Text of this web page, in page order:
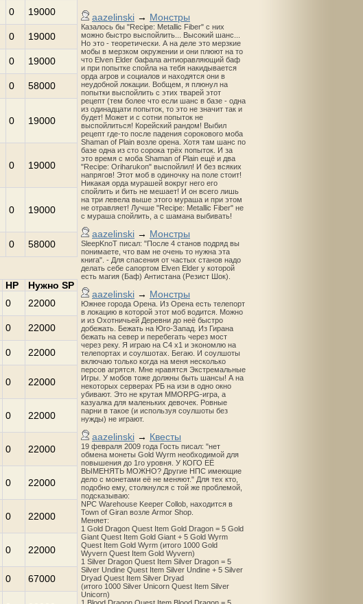
aazelinski → Монстры
Казалось бы "Recipe: Metallic Fiber" с них
можно быстро выспойлить... Высокий шанс...
Но это - теоретически. А на деле это мерзкие
мобы в мерзком окружении и они плюют на то
что Elven Elder бафала антиоравляющий баф
и при попытке спойла на тебя накидывается
орда агров и социалов и находятся они в
неудобной локации. Вобщем, я плюнул на
попытки выспойлить с этих тварей этот
рецепт (тем более что если шанс в базе - одна
из одинадцати попыток, то это не значит так и
будет! Может и с сотни попыток не
выспойлиться! Корейский рандом! Выбил
рецепт где-то после падения сорокового моба
Shaman of Plain возле орена. Хотя там шанс по
базе одна из сто сорока трёх попыток. И за
это время с моба Shaman of Plain ещё и два
"Recipe: Oriharukon" выспойлил! И без всяких
напрягов! Этот моб в одиночку на поле стоит!
Никакая орда мурашей вокруг него его
спойлить и бить не мешает! И он всего лишь
на три левела выше этого мураша и при этом
не отравляет! Лучше "Recipe: Metallic Fiber" не
с мураша спойлить, а с шамана выбивать!
aazelinski → Монстры
SleepKnoT писал: "После 4 станов подряд вы
понимаете, что вам не очень то нужна эта
книга". - Для спасения от частых станов надо
делать себе сапортом Elven Elder у которой
есть магия (Баф) Антистана (Резист Шок).
aazelinski → Монстры
Южнее города Орена. Из Орена есть телепорт
в локацию в которой этот моб водится. Можно
и из Охотничьей Деревни до неё быстро
добежать. Бежать на Юго-Запад. Из Гирана
бежать на север и перебегать через мост
через реку. Я играю на С4 х1 и экономлю на
телепортах и соулшотах. Бегаю. И соулшоты
включаю только когда на меня несколько
персов агрятся. Мне нравятся Экстремальные
Игры. У мобов тоже должны быть шансы! А на
некоторых серверах РБ на изи в одно окно
убивают. Это не крутая MMORPG-игра, а
казуалка для маленьких девочек. Ровные
парни в такое (и используя соулшоты без
нужды) не играют.
aazelinski → Квесты
19 февраля 2009 года Гость писал: "нет
обмена монеты Gold Wyrm необходимой для
повышения до 1го уровня. У КОГО ЕЁ
ВЫМЕНЯТЬ МОЖНО? Другие НПС имеющие
дело с монетами её не меняют." Для тех кто,
подобно ему, столкнулся с той же проблемой,
подсказываю:
NPC Warehouse Keeper Collob, находится в
Town of Giran возле Armor Shop.
Меняет:
1 Gold Dragon Quest Item Gold Dragon = 5 Gold
Giant Quest Item Gold Giant + 5 Gold Wyrm
Quest Item Gold Wyrm (итого 1000 Gold
Wyvern Quest Item Gold Wyvern)
1 Silver Dragon Quest Item Silver Dragon = 5
Silver Undine Quest Item Silver Undine + 5 Silver
Dryad Quest Item Silver Dryad
(итого 1000 Silver Unicorn Quest Item Silver
Unicorn)
0
19000
0
19000
0
19000
0
58000
0 19000
0 19000
0 19000
0 58000
HP
Нужно SP
0
22000
0
22000
0
22000
0 22000
0 22000
0 22000
0 22000
0 22000
0 22000
0
67000